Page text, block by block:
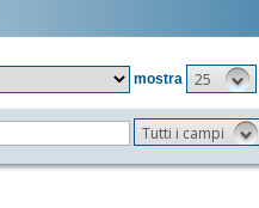
mostra
25
Tutti i campi